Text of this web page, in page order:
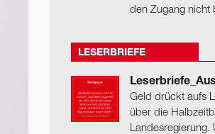
den Zugang nicht
LESERBRIEFE
Geld drückt aufs
über die
Landesregierung.